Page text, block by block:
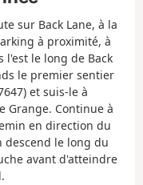
sur Back Lane, à la
à proximité, à
l'est le long de Back
le premier sentier
et suis-le à
Grange. Continue à
en direction du
descend le long du
avant d'atteindre